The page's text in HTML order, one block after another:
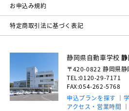
お申込み規約
特定商取引法に基づく表記
静岡県自動車学校
〒420-0822 静岡県静
TEL:0120-29-7171
FAX:054-262-5768
申込プランを探す
アクセス・営業時間